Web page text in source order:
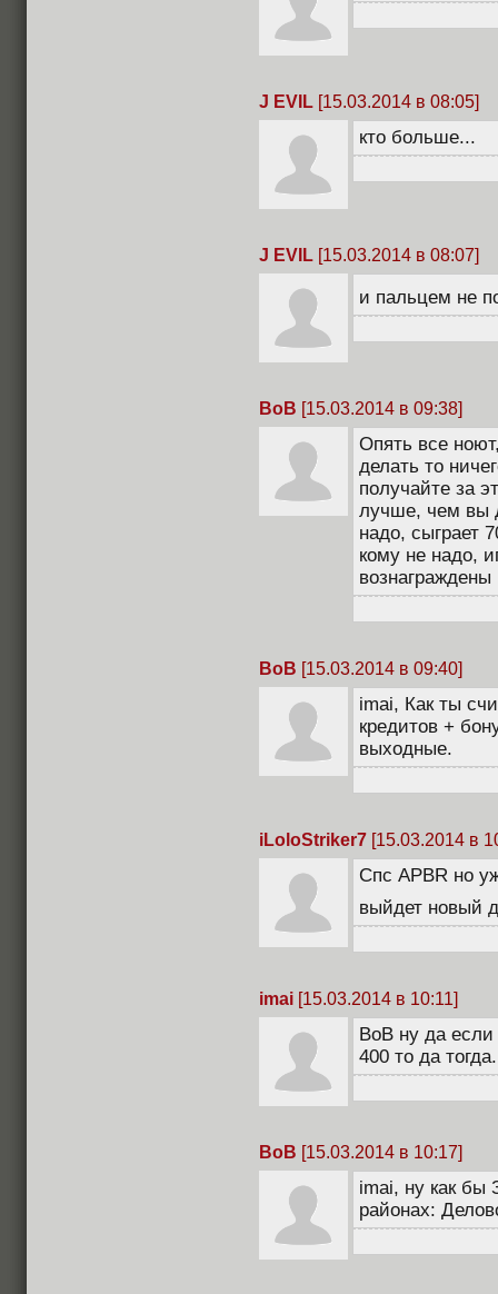
J EVIL [15.03.2014 в 08:05]
кто больше...
J EVIL [15.03.2014 в 08:07]
и пальцем не
BoB [15.03.2014 в 09:38]
Опять все
делать то
получайте за
лучше, чем вы
надо, сыграет
кому не надо,
вознаграждены
BoB [15.03.2014 в 09:40]
imai, Как ты
кредитов +
выходные.
iLoloStriker7 [15.03.2014 в
Спс APBR но
выйдет новый
imai [15.03.2014 в 10:11]
BoB ну да
400 то да тогда.
BoB [15.03.2014 в 10:17]
imai, ну как бы
районах: